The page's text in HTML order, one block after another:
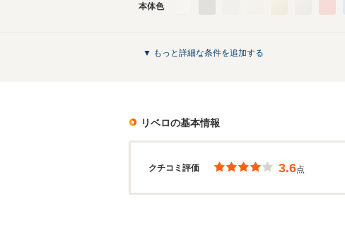
本体色
▼ もっと詳細な条件を追加する
リベロの基本情報
クチコミ評価 3.6点